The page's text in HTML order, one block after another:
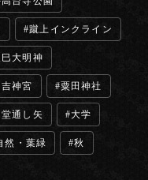
蹴上インクライン
巳大明神
神宮 粟田神社
通し矢 大学
然・葉緑 秋